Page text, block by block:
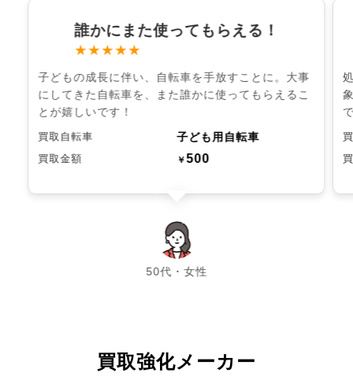
誰かにまた使ってもらえる！
★★★★★
子どもの成長に伴い、自転車を手放すことに。大事
にしてきた自転車を、また誰かに使ってもらえるこ
とが嬉しいです！
買取自転車 子ども用自転車
買取金額 ￥500
50代・女性
chevron_left chevron_right
買取強化メーカー